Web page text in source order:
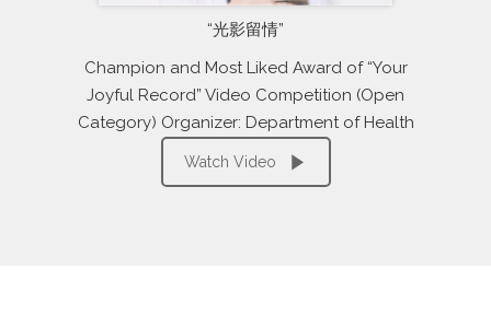
“光影留情”
Champion and Most Liked Award of “Your
Joyful Record” Video Competition (Open
Category) Organizer: Department of Health
Watch Video